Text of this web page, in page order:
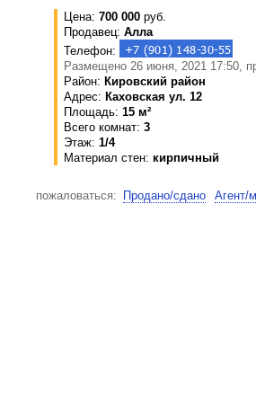
Цена: 700 000 руб.
Продавец: Алла
Телефон:
Размещено 26 июня, 2021 17:50,
Район: Кировский район
Адрес: Каховская ул. 12
Площадь: 15 м²
Всего комнат: 3
Этаж: 1/4
Материал стен: кирпичный
пожаловаться: Продано/сдано Агент/